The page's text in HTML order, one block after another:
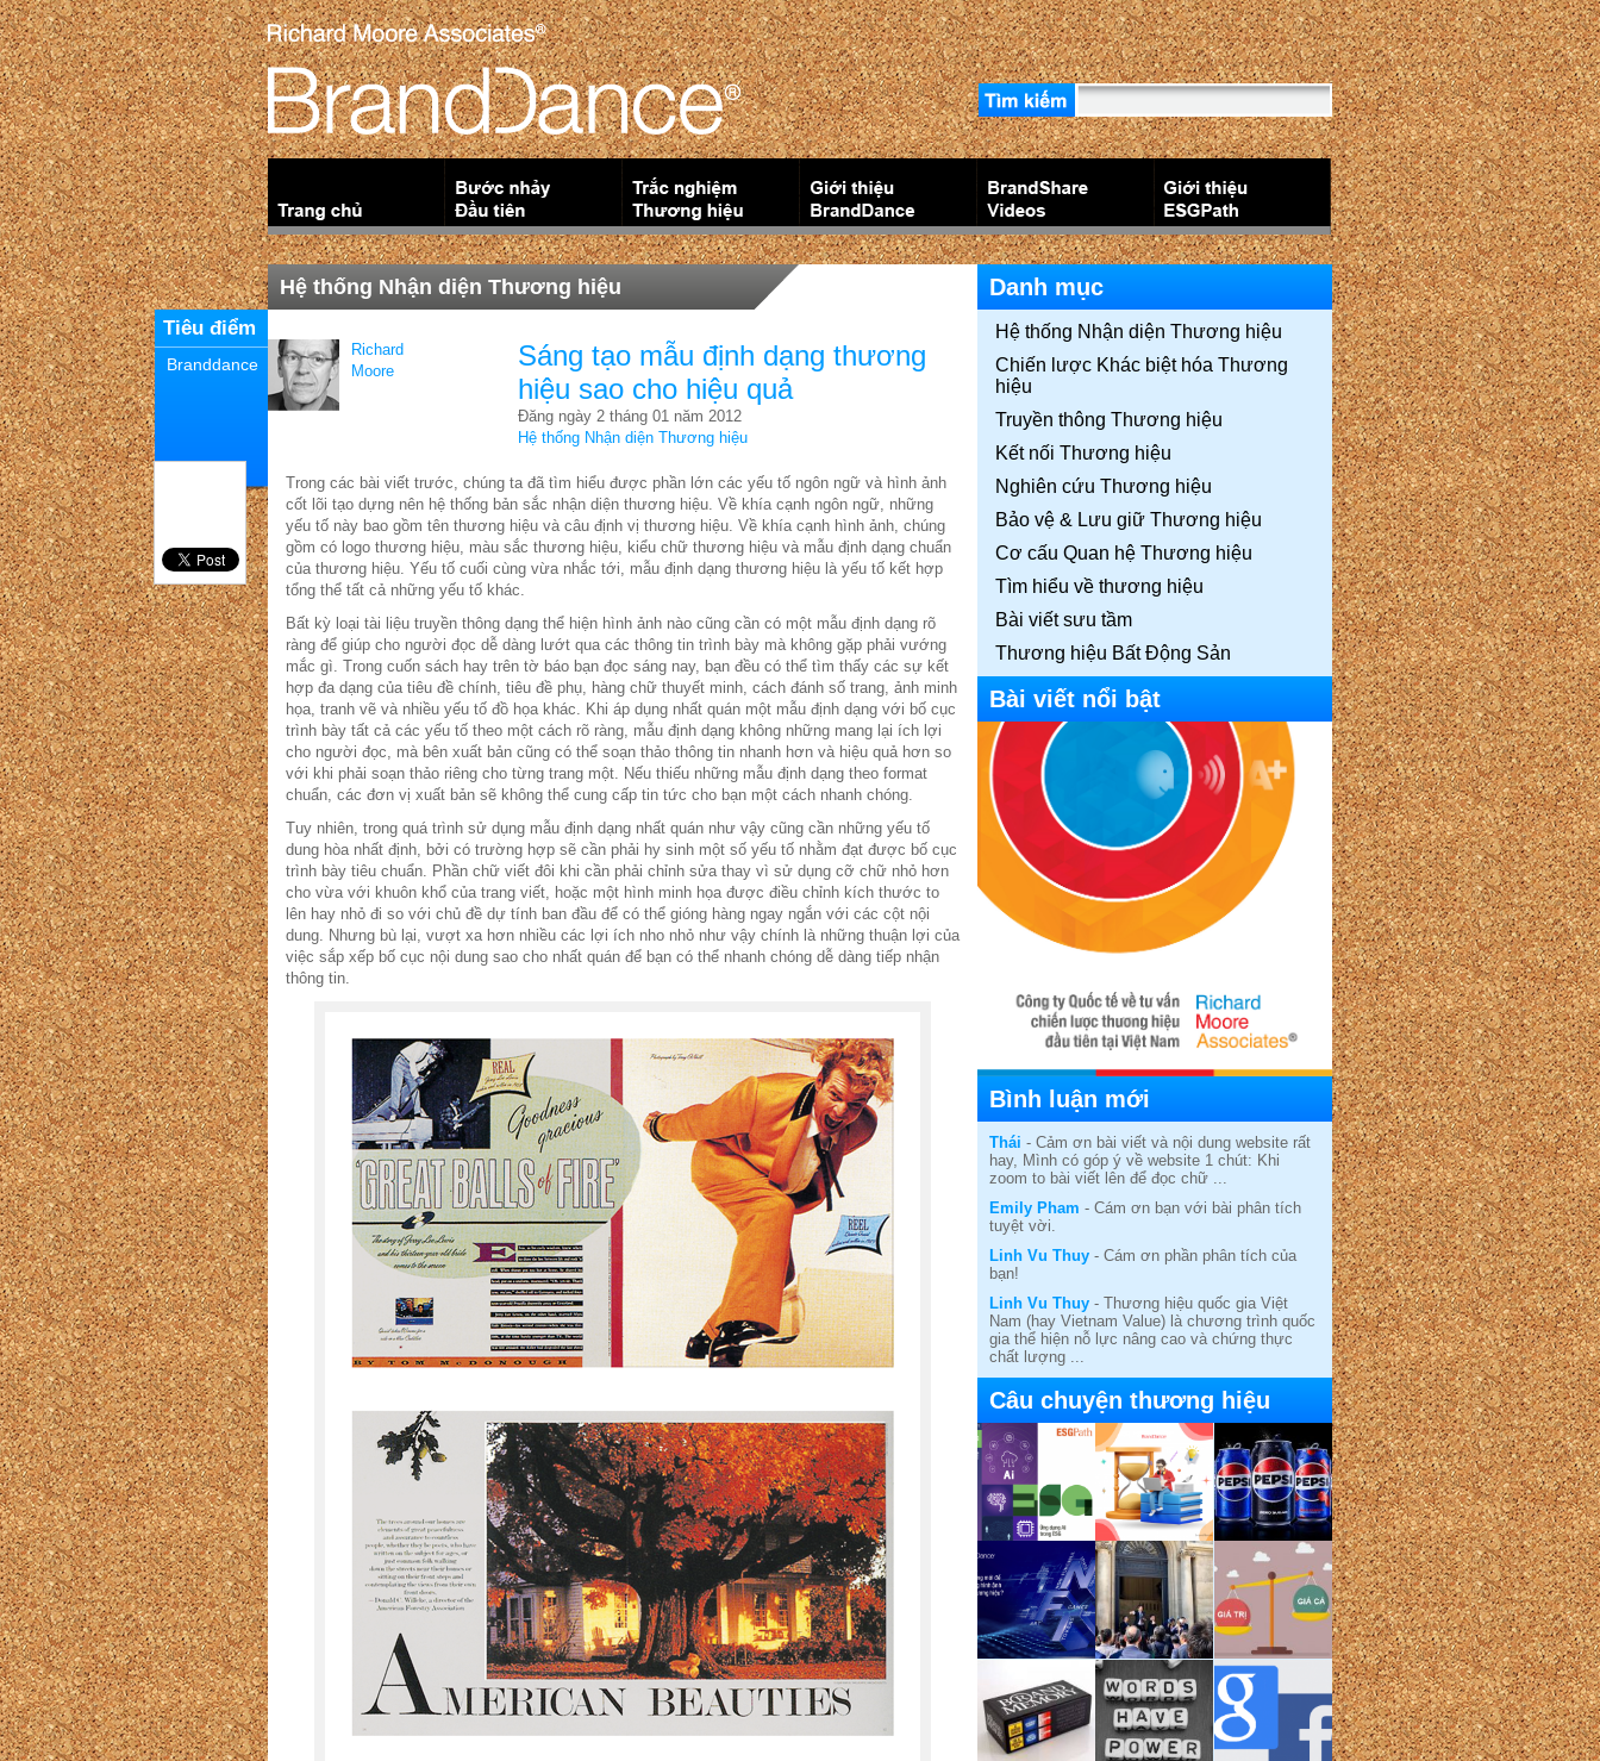
Tiêu điểm
Branddance
Hệ thống Nhận diện Thương hiệu
Richard
Moore
Sáng tạo mẫu định dạng thương
hiệu sao cho hiệu quả
Đăng ngày 2 tháng 01 năm 2012
Hệ thống Nhận diện Thương hiệu
Trong các bài viết trước, chúng ta đã tìm hiểu được phần lớn các yếu tố ngôn ngữ và hình ảnh
cốt lõi tạo dựng nên hệ thống bản sắc nhận diện thương hiệu. Về khía cạnh ngôn ngữ, những
yếu tố này bao gồm tên thương hiệu và câu định vị thương hiệu. Về khía cạnh hình ảnh, chúng
gồm có logo thương hiệu, màu sắc thương hiệu, kiểu chữ thương hiệu và mẫu định dạng chuẩn
của thương hiệu. Yếu tố cuối cùng vừa nhắc tới, mẫu định dạng thương hiệu là yếu tố kết hợp
tổng thể tất cả những yếu tố khác.
Bất kỳ loại tài liệu truyền thông dạng thể hiện hình ảnh nào cũng cần có một mẫu định dạng rõ
ràng để giúp cho người đọc dễ dàng lướt qua các thông tin trình bày mà không gặp phải vướng
mắc gì. Trong cuốn sách hay trên tờ báo bạn đọc sáng nay, bạn đều có thể tìm thấy các sự kết
hợp đa dạng của tiêu đề chính, tiêu đề phụ, hàng chữ thuyết minh, cách đánh số trang, ảnh minh
họa, tranh vẽ và nhiều yếu tố đồ họa khác. Khi áp dụng nhất quán một mẫu định dạng với bố cục
trình bày tất cả các yếu tố theo một cách rõ ràng, mẫu định dạng không những mang lại ích lợi
cho người đọc, mà bên xuất bản cũng có thể soạn thảo thông tin nhanh hơn và hiệu quả hơn so
với khi phải soạn thảo riêng cho từng trang một. Nếu thiếu những mẫu định dạng theo format
chuẩn, các đơn vị xuất bản sẽ không thể cung cấp tin tức cho bạn một cách nhanh chóng.
Tuy nhiên, trong quá trình sử dụng mẫu định dạng nhất quán như vậy cũng cần những yếu tố
dung hòa nhất định, bởi có trường hợp sẽ cần phải hy sinh một số yếu tố nhằm đạt được bố cục
trình bày tiêu chuẩn. Phần chữ viết đôi khi cần phải chỉnh sửa thay vì sử dụng cỡ chữ nhỏ hơn
cho vừa với khuôn khổ của trang viết, hoặc một hình minh họa được điều chỉnh kích thước to
lên hay nhỏ đi so với chủ đề dự tính ban đầu để có thể gióng hàng ngay ngắn với các cột nội
dung. Nhưng bù lại, vượt xa hơn nhiều các lợi ích nho nhỏ như vậy chính là những thuận lợi của
việc sắp xếp bố cục nội dung sao cho nhất quán để bạn có thể nhanh chóng dễ dàng tiếp nhận
thông tin.
Danh mục
Hệ thống Nhận diện Thương hiệu
Chiến lược Khác biệt hóa Thương
hiệu
Truyền thông Thương hiệu
Kết nối Thương hiệu
Nghiên cứu Thương hiệu
Bảo vệ & Lưu giữ Thương hiệu
Cơ cấu Quan hệ Thương hiệu
Tìm hiểu về thương hiệu
Bài viết sưu tầm
Thương hiệu Bất Động Sản
Bài viết nổi bật
Bình luận mới
Thái - Cảm ơn bài viết và nội dung website rất
hay, Mình có góp ý về website 1 chút: Khi
zoom to bài viết lên để đọc chữ ...
Emily Pham - Cám ơn bạn với bài phân tích
tuyệt vời.
Linh Vu Thuy - Cám ơn phần phân tích của
bạn!
Linh Vu Thuy - Thương hiệu quốc gia Việt
Nam (hay Vietnam Value) là chương trình quốc
gia thể hiện nỗ lực nâng cao và chứng thực
chất lượng ...
Câu chuyện thương hiệu